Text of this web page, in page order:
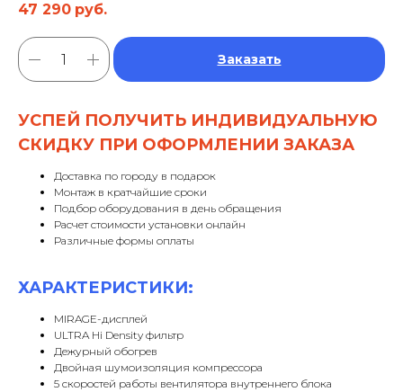
47 290 руб.
Заказать
УСПЕЙ ПОЛУЧИТЬ ИНДИВИДУАЛЬНУЮ
СКИДКУ ПРИ ОФОРМЛЕНИИ ЗАКАЗА
Доставка по городу в подарок
Монтаж в кратчайшие сроки
Подбор оборудования в день обращения
Расчет стоимости установки онлайн
Различные формы оплаты
ХАРАКТЕРИСТИКИ:
MIRAGE-дисплей
ULTRA Hi Density фильтр
Дежурный обогрев
Двойная шумоизоляция компрессора
5 скоростей работы вентилятора внутреннего блока